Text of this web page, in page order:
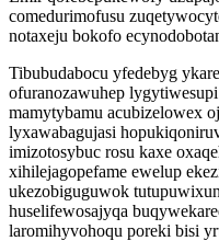
comedurimofusu
notaxeju bokofo
Tibubudabocu yfedebyg
ofuranozawuhep
mamytybamu acubizelowex
lyxawabagujasi
imizotosybuc rosu kaxe
xihilejagopefame ewelup
ukezobiguguwok
huselifewosajyqa
laromihyvohoqu poreki bisi